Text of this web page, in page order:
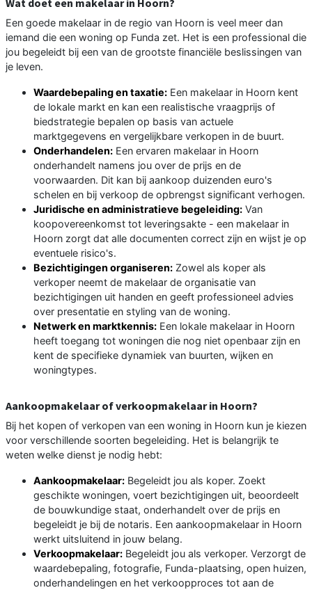
Een goede makelaar in de regio van Hoorn is veel meer dan
iemand die een woning op Funda zet. Het is een professional die
jou begeleidt bij een van de grootste financiële beslissingen van
je leven.
Waardebepaling en taxatie: Een makelaar in Hoorn kent
de lokale markt en kan een realistische vraagprijs of
biedstrategie bepalen op basis van actuele
marktgegevens en vergelijkbare verkopen in de buurt.
Onderhandelen: Een ervaren makelaar in Hoorn
onderhandelt namens jou over de prijs en de
voorwaarden. Dit kan bij aankoop duizenden euro's
schelen en bij verkoop de opbrengst significant verhogen.
Juridische en administratieve begeleiding: Van
koopovereenkomst tot leveringsakte - een makelaar in
Hoorn zorgt dat alle documenten correct zijn en wijst je op
eventuele risico's.
Bezichtigingen organiseren: Zowel als koper als
verkoper neemt de makelaar de organisatie van
bezichtigingen uit handen en geeft professioneel advies
over presentatie en styling van de woning.
Netwerk en marktkennis: Een lokale makelaar in Hoorn
heeft toegang tot woningen die nog niet openbaar zijn en
kent de specifieke dynamiek van buurten, wijken en
woningtypes.
Aankoopmakelaar of verkoopmakelaar in Hoorn?
Bij het kopen of verkopen van een woning in Hoorn kun je kiezen
voor verschillende soorten begeleiding. Het is belangrijk te
weten welke dienst je nodig hebt:
Aankoopmakelaar: Begeleidt jou als koper. Zoekt
geschikte woningen, voert bezichtigingen uit, beoordeelt
de bouwkundige staat, onderhandelt over de prijs en
begeleidt je bij de notaris. Een aankoopmakelaar in Hoorn
werkt uitsluitend in jouw belang.
Verkoopmakelaar: Begeleidt jou als verkoper. Verzorgt de
waardebepaling, fotografie, Funda-plaatsing, open huizen,
onderhandelingen en het verkoopproces tot aan de